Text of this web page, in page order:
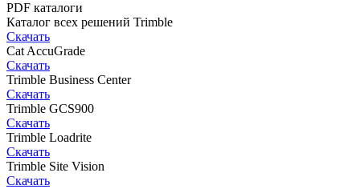
PDF каталоги
Каталог всех решений Trimble
Скачать
Cat AccuGrade
Скачать
Trimble Business Center
Скачать
Trimble GCS900
Скачать
Trimble Loadrite
Скачать
Trimble Site Vision
Скачать